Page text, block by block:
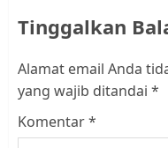
Tinggalkan
Alamat email Anda
yang wajib ditandai *
Komentar*